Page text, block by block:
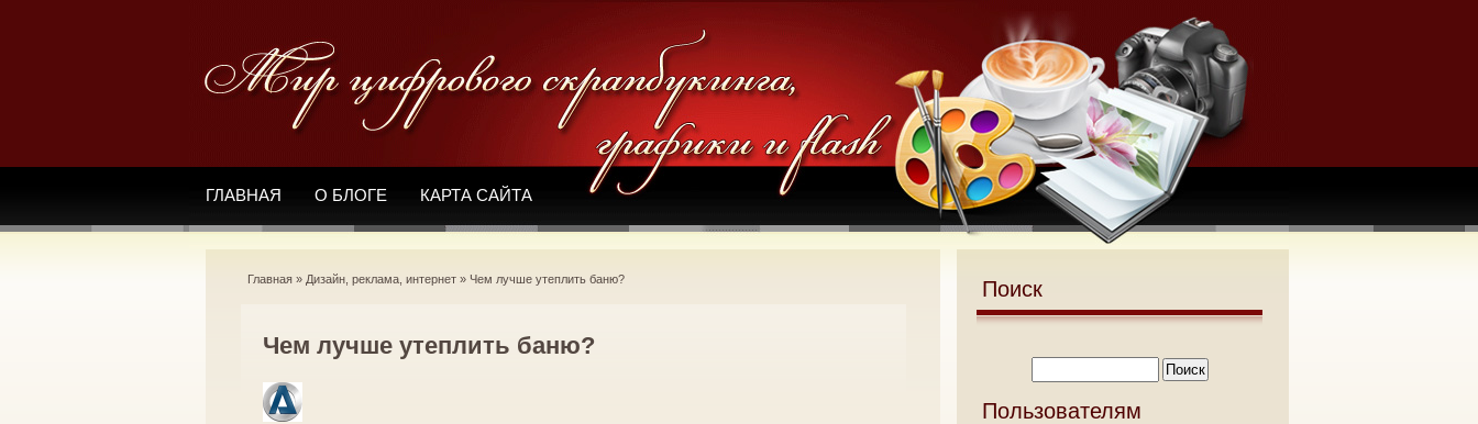
ГЛАВНАЯ О БЛОГЕ КАРТА САЙТА
Главная » Дизайн, реклама, интернет » Чем лучше утеплить баню?
Чем лучше утеплить баню?
Поиск
Пользователям